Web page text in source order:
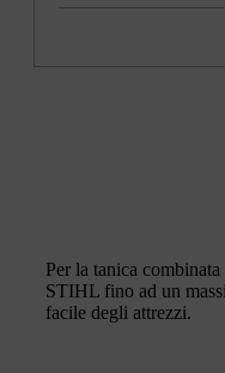
Per la tanica
STIHL fino ad un
facile degli attrezzi.